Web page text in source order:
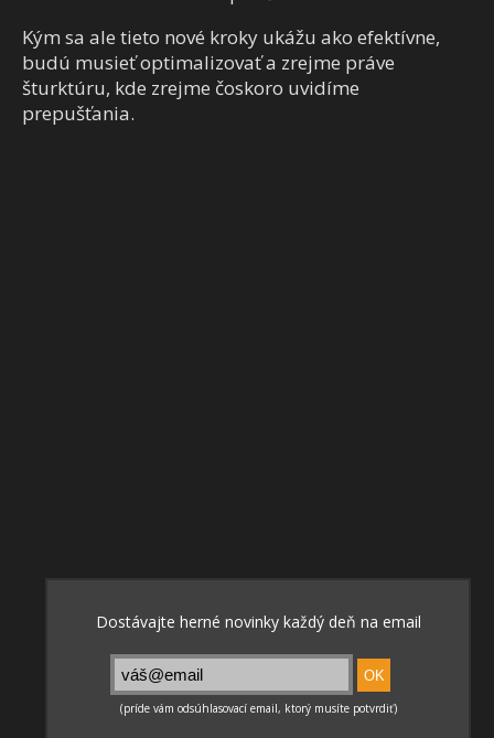
Kým sa ale tieto nové kroky ukážu ako efektívne,
budú musieť optimalizovať a zrejme práve
šturktúru, kde zrejme čoskoro uvidíme
prepušťania.